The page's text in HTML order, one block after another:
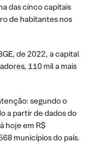
das cinco capitais
de habitantes nos
de 2022, a capital
110 mil a mais
segundo o
a partir de dados do
hoje em R$
municípios do país.